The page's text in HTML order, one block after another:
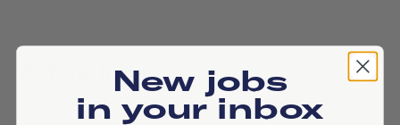
Active jobsNew jobs
in your inbox